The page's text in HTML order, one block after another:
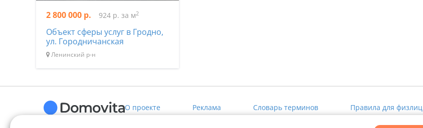
2 800 000 р. 924 р. за м2
Объект сферы услуг в Гродно,
ул. Городничанская
Ленинский р-н
О проекте Реклама Словарь терминов Правила для физлиц